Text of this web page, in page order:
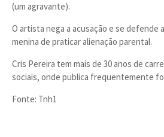
(um agravante).
O artista nega a acusação e se defende
menina de praticar alienação parental.
Cris Pereira tem mais de 30 anos de
sociais, onde publica frequentemente
Fonte: Tnh1